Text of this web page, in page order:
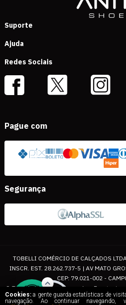
Suporte
Ajuda
Redes Sociais
Pague com
Segurança
TOBELLI COMÉRCIO DE CALÇADOS
INSCR. EST. 28.262.737-5 | AV MATO
CEP: 79.021-002 -
© Todos os direitos reservados. Eventuais
pagamento expostos aqui são válidos
Cookies: a gente guarda estatísticas de
navegação. Ao continuar